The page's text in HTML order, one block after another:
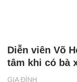
GIA ĐÌNH
Diễn viên Võ
tâm khi có bà